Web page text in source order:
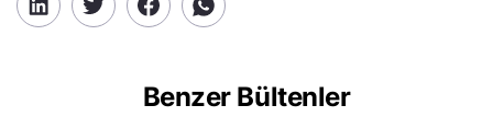
Benzer Bültenler